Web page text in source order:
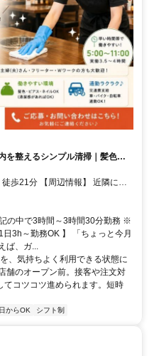
を整えるシンプル清掃｜髪色・
リン堂 摂津鳥飼店さん ラ·ムー
鳥飼店さん、ほっかほっか亭
ンターさん、-Eklas-エクラス-さ
っくりドンキー 守口店さんなど
の中で3時間～3時間30分勤務 ※
3h～勤務OK 】 「ちょっと今月
ば、ガ...
、気持ちよく利用できる状態に
舗のオープン前。接客や注文対
てコツコツ進められます。短時
からOK シフト制